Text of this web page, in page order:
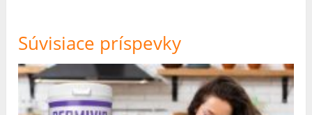
Súvisiace príspevky